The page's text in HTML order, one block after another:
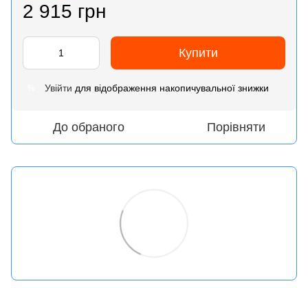
2 915 грн
Купити
Увійти для відображення накопичувальної знижки
До обраного Порівняти